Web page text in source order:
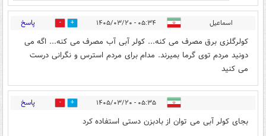
اسماعیل ۰۵:۳۴ - ۱۴۰۵/۰۳/۲۰ 7 پاسخ
کولرگلزی برق مصرف می کنه... کولر آبی آب مصرف می کنه... اگه می
دونید مردم توی گرما بمیرند. مدام برای مردم استرس و نگرانی درست
می کنید
۰۵:۳۵ - ۱۴۰۵/۰۳/۲۰ 3 پاسخ
بجای کولر آبی می توان از بادبزن دستی استفاده کرد